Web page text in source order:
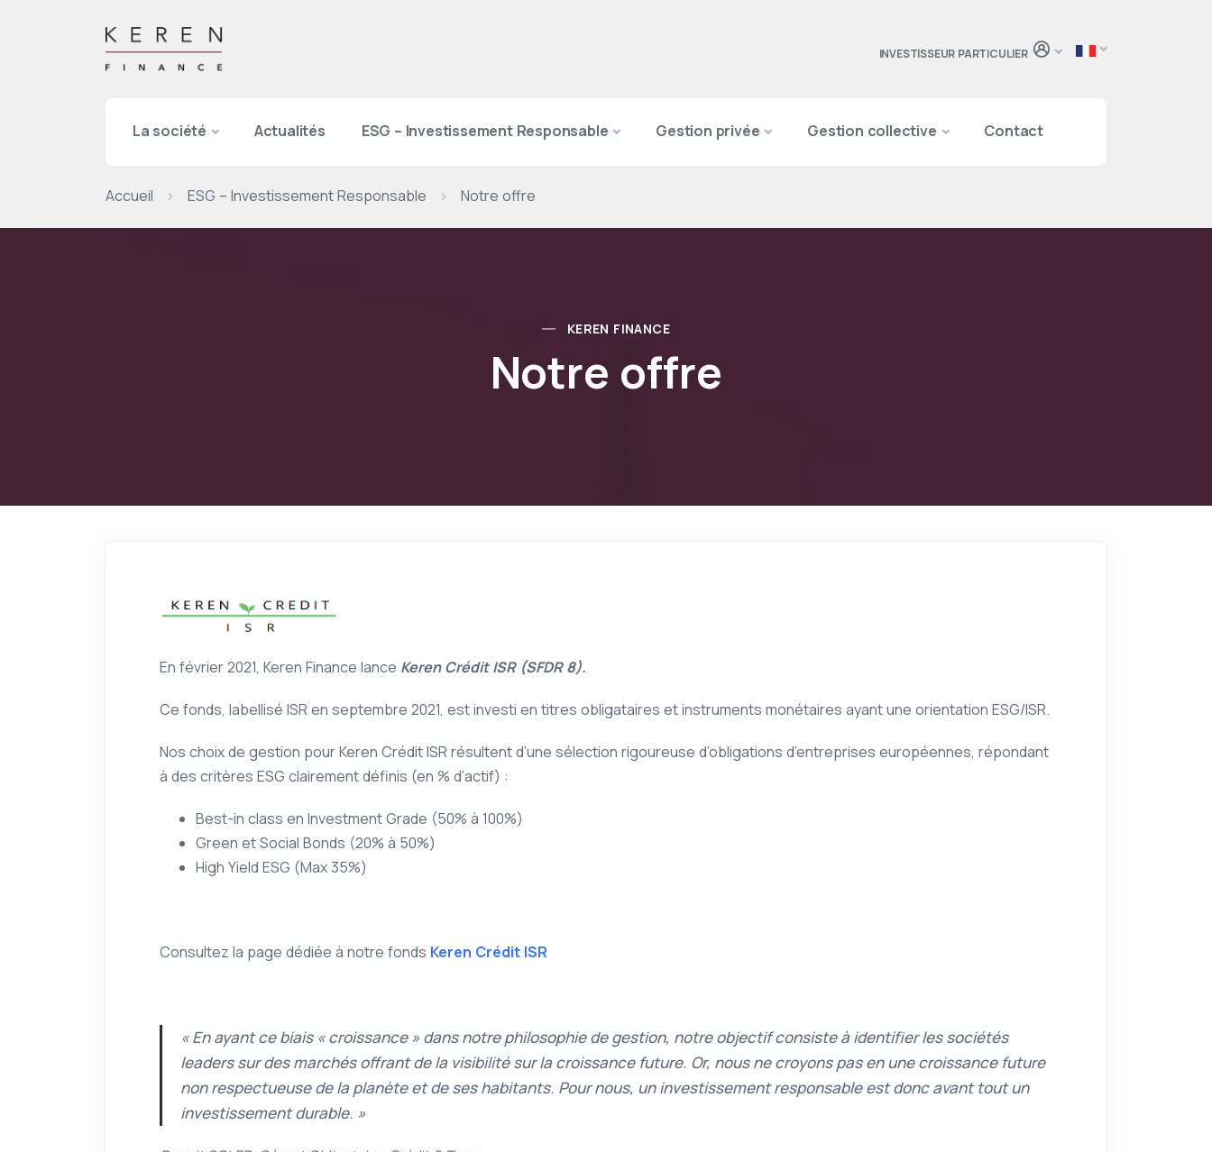
INVESTISSEUR PARTICULIER
La société Actualités ESG – Investissement Responsable Gestion privée Gestion collective Contact
Accueil ESG – Investissement Responsable Notre offre
KEREN FINANCE
Notre offre
En février 2021, Keren Finance lance Keren Crédit ISR (SFDR 8).
Ce fonds, labellisé ISR en septembre 2021, est investi en titres obligataires et instruments monétaires ayant une orientation ESG/ISR.
Nos choix de gestion pour Keren Crédit ISR résultent d’une sélection rigoureuse d’obligations d’entreprises européennes, répondant
à des critères ESG clairement définis (en % d’actif) :
Best-in class en Investment Grade (50% à 100%)
Green et Social Bonds (20% à 50%)
High Yield ESG (Max 35%)
Consultez la page dédiée à notre fonds Keren Crédit ISR
« En ayant ce biais « croissance » dans notre philosophie de gestion, notre objectif consiste à identifier les sociétés
leaders sur des marchés offrant de la visibilité sur la croissance future. Or, nous ne croyons pas en une croissance future
non respectueuse de la planète et de ses habitants. Pour nous, un investissement responsable est donc avant tout un
investissement durable. »